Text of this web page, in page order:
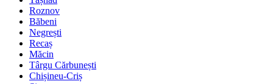
Roznov
Băbeni
Negrești
Recaș
Măcin
Târgu Cărbunești
Chișineu-Criș